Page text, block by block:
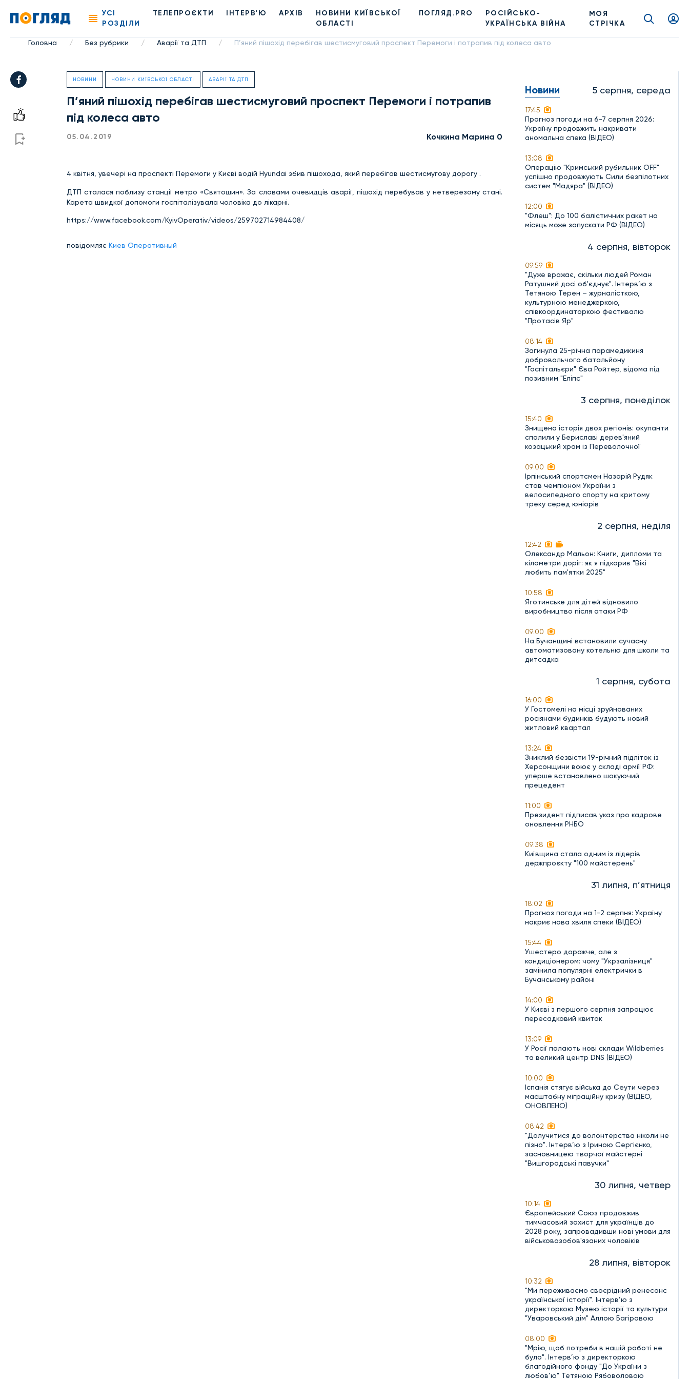
УСІ
РОЗДІЛИ
ТЕЛЕПРОЄКТИ ІНТЕРВ'Ю АРХІВ
НОВИНИ КИЇВСЬКОЇ
ОБЛАСТІ
ПОГЛЯД.PRO
РОСІЙСЬКО-
УКРАЇНСЬКА ВІЙНА
МОЯ
СТРІЧКА
Головна / Без рубрики / Аварії та ДТП / П’яний пішохід перебігав шестисмуговий проспект Перемоги і потрапив під колеса авто
НОВИНИ НОВИНИ КИЇВСЬКОЇ ОБЛАСТІ АВАРІЇ ТА ДТП
П’яний пішохід перебігав шестисмуговий проспект Перемоги і потрапив
під колеса авто
05.04.2019 Кочкина Марина 0
4 квітня, увечері на проспекті Перемоги у Києві водій Hyundai збив пішохода, який перебігав шестисмугову дорогу .
ДТП сталася поблизу станції метро «Святошин». За словами очевидців аварії, пішохід перебував у нетверезому стані.
Карета швидкої допомоги госпіталізувала чоловіка до лікарні.
https://www.facebook.com/KyivOperativ/videos/259702714984408/
повідомляє Киев Оперативный
Новини 5 серпня, середа
17:45
Прогноз погоди на 6-7 серпня 2026:
Україну продовжить накривати
аномальна спека (ВІДЕО)
13:08
Операцію "Кримський рубильник OFF"
успішно продовжують Сили безпілотних
систем "Мадяра" (ВІДЕО)
12:00
"Флеш": До 100 балістичних ракет на
місяць може запускати РФ (ВІДЕО)
4 серпня, вівторок
09:59
"Дуже вражає, скільки людей Роман
Ратушний досі об'єднує". Інтерв’ю з
Тетяною Терен – журналісткою,
культурною менеджеркою,
співкоординаторкою фестивалю
"Протасів Яр"
08:14
Загинула 25-річна парамедикиня
добровольчого батальйону
"Госпітальєри" Єва Ройтер, відома під
позивним "Еліпс"
3 серпня, понеділок
15:40
Знищена історія двох регіонів: окупанти
спалили у Бериславі дерев'яний
козацький храм із Переволочної
09:00
Ірпінський спортсмен Назарій Рудяк
став чемпіоном України з
велосипедного спорту на критому
треку серед юніорів
2 серпня, неділя
12:42
Олександр Мальон: Книги, дипломи та
кілометри доріг: як я підкорив "Вікі
любить пам'ятки 2025"
10:58
Яготинське для дітей відновило
виробництво після атаки РФ
09:00
На Бучанщині встановили сучасну
автоматизовану котельню для школи та
дитсадка
1 серпня, субота
16:00
У Гостомелі на місці зруйнованих
росіянами будинків будують новий
житловий квартал
13:24
Зниклий безвісти 19-річний підліток із
Херсонщини воює у складі армії РФ:
уперше встановлено шокуючий
прецедент
11:00
Президент підписав указ про кадрове
оновлення РНБО
09:38
Київщина стала одним із лідерів
держпроєкту "100 майстерень"
31 липня, п’ятниця
18:02
Прогноз погоди на 1-2 серпня: Україну
накриє нова хвиля спеки (ВІДЕО)
15:44
Ушестеро дорожче, але з
кондиціонером: чому "Укрзалізниця"
замінила популярні електрички в
Бучанському районі
14:00
У Києві з першого серпня запрацює
пересадковий квиток
13:09
У Росії палають нові склади Wildberries
та великий центр DNS (ВІДЕО)
10:00
Іспанія стягує війська до Сеути через
масштабну міграційну кризу (ВІДЕО,
ОНОВЛЕНО)
08:42
"Долучитися до волонтерства ніколи не
пізно". Інтерв’ю з Іриною Сергієнко,
засновницею творчої майстерні
"Вишгородські павучки"
30 липня, четвер
10:14
Європейський Союз продовжив
тимчасовий захист для українців до
2028 року, запровадивши нові умови для
військовозобов'язаних чоловіків
28 липня, вівторок
10:32
"Ми переживаємо своєрідний ренесанс
української історії". Інтерв’ю з
директоркою Музею історії та культури
"Уваровський дім" Аллою Багіровою
08:00
"Мрію, щоб потреби в нашій роботі не
було". Інтерв’ю з директоркою
благодійного фонду "До України з
любов’ю" Тетяною Рябоволовою